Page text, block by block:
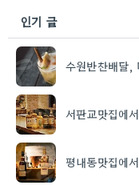
인기 글
수원반찬배달,
서판교맛집에
평내동맛집에